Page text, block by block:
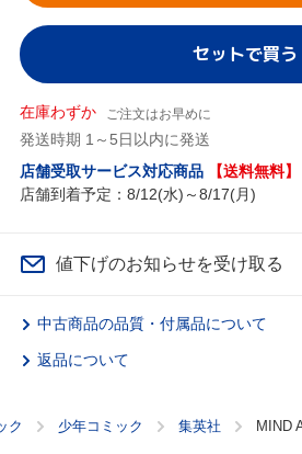
セットで買う
在庫わずか ご注文はお早めに
発送時期 1～5日以内に発送
店舗受取サービス対応商品
【送料無料】
店舗到着予定：8/12(水)～8/17(月)
値下げのお知らせを受け取る
中古商品の品質・付属品について
返品について
ク 少年コミック 集英社 MIND